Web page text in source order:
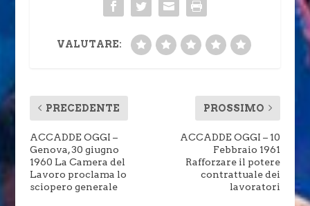
VALUTARE:
PRECEDENTE
ACCADDE OGGI –
Genova, 30 giugno
1960 La Camera del
Lavoro proclama lo
sciopero generale
PROSSIMO
ACCADDE OGGI – 10
Febbraio 1961
Rafforzare il potere
contrattuale dei
lavoratori